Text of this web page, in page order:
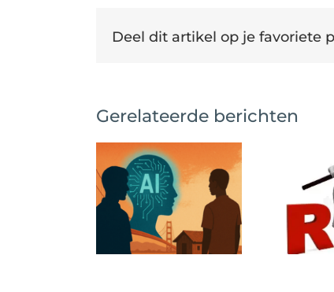
Deel dit artikel op je favoriete
Gerelateerde berichten